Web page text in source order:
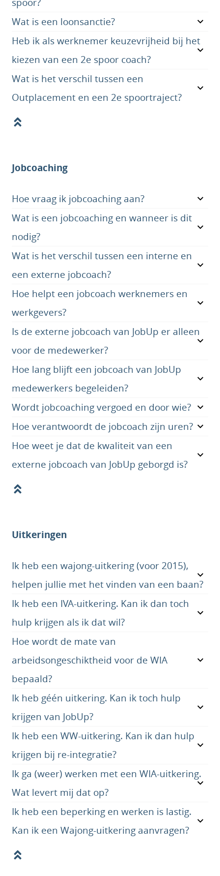
Wat is een loonsanctie?
Heb ik als werknemer keuzevrijheid bij het
kiezen van een 2e spoor coach?
Wat is het verschil tussen een
Outplacement en een 2e spoortraject?
Jobcoaching
Hoe vraag ik jobcoaching aan?
Wat is een jobcoaching en wanneer is dit
nodig?
Wat is het verschil tussen een interne en
een externe jobcoach?
Hoe helpt een jobcoach werknemers en
werkgevers?
Is de externe jobcoach van JobUp er alleen
voor de medewerker?
Hoe lang blijft een jobcoach van JobUp
medewerkers begeleiden?
Wordt jobcoaching vergoed en door wie?
Hoe verantwoordt de jobcoach zijn uren?
Hoe weet je dat de kwaliteit van een
externe jobcoach van JobUp geborgd is?
Uitkeringen
Ik heb een wajong-uitkering (voor 2015),
helpen jullie met het vinden van een baan?
Ik heb een IVA-uitkering. Kan ik dan toch
hulp krijgen als ik dat wil?
Hoe wordt de mate van
arbeidsongeschiktheid voor de WIA
bepaald?
Ik heb géén uitkering. Kan ik toch hulp
krijgen van JobUp?
Ik heb een WW-uitkering. Kan ik dan hulp
krijgen bij re-integratie?
Ik ga (weer) werken met een WIA-uitkering.
Wat levert mij dat op?
Ik heb een beperking en werken is lastig.
Kan ik een Wajong-uitkering aanvragen?